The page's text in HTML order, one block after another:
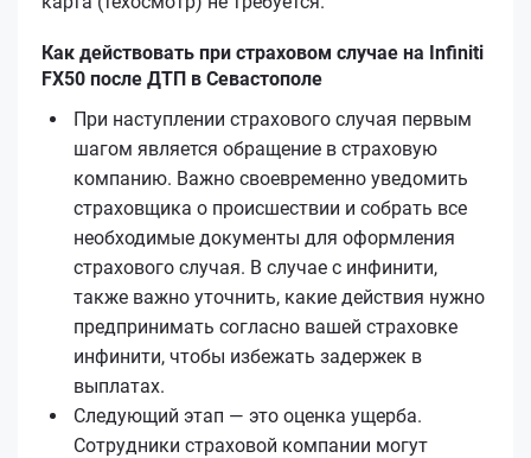
Как действовать при страховом случае на Infiniti
FX50 после ДТП в Севастополе
При наступлении страхового случая первым
шагом является обращение в страховую
компанию. Важно своевременно уведомить
страховщика о происшествии и собрать все
необходимые документы для оформления
страхового случая. В случае с инфинити,
также важно уточнить, какие действия нужно
предпринимать согласно вашей страховке
инфинити, чтобы избежать задержек в
выплатах.
Следующий этап — это оценка ущерба.
Сотрудники страховой компании могут